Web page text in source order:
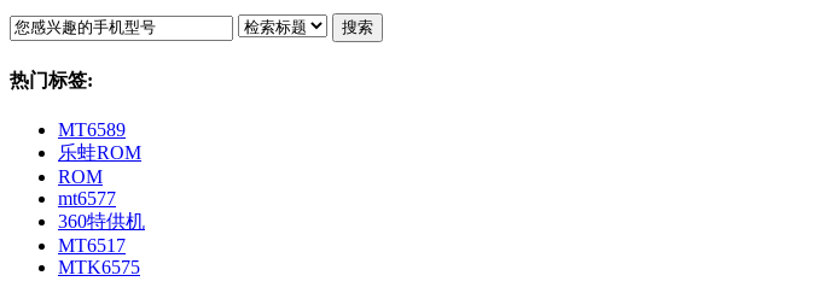
搜索
热门标签:
MT6589
乐蛙ROM
ROM
mt6577
360特供机
MT6517
MTK6575